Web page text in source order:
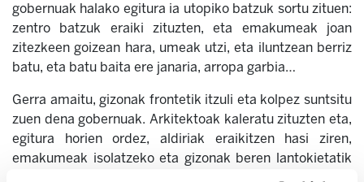
gobernuak halako egitura ia utopiko batzuk sortu zituen:
zentro batzuk eraiki zituzten, eta emakumeak joan
zitezkeen goizean hara, umeak utzi, eta iluntzean berriz
batu, eta batu baita ere janaria, arropa garbia…
Gerra amaitu, gizonak frontetik itzuli eta kolpez suntsitu
zuen dena gobernuak. Arkitektoak kaleratu zituzten eta,
egitura horien ordez, aldiriak eraikitzen hasi ziren,
emakumeak isolatzeko eta gizonak beren lantokietatik
urruntzeko, ez zezaten sindikatuekin-eta bat egin.